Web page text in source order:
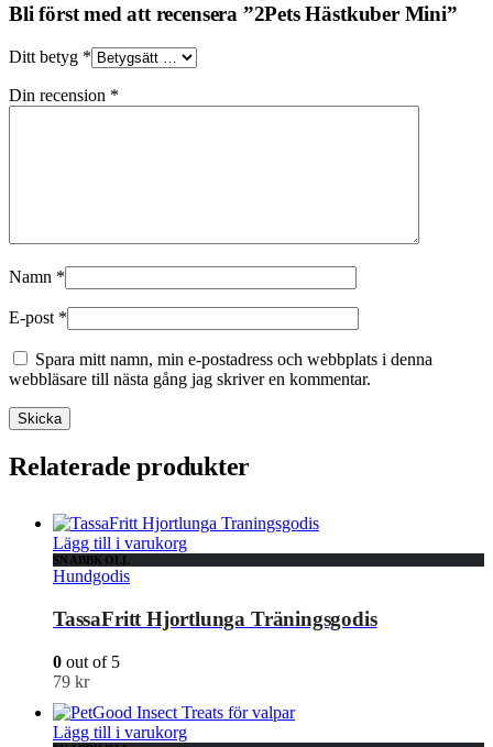
Bli först med att recensera ”2Pets Hästkuber Mini”
Ditt betyg *
Din recension *
Namn *
E-post *
Spara mitt namn, min e-postadress och webbplats i denna
webbläsare till nästa gång jag skriver en kommentar.
Relaterade produkter
Lägg till i varukorg
SNABBKOLL
Hundgodis
TassaFritt Hjortlunga Träningsgodis
0 out of 5
79 kr
Lägg till i varukorg